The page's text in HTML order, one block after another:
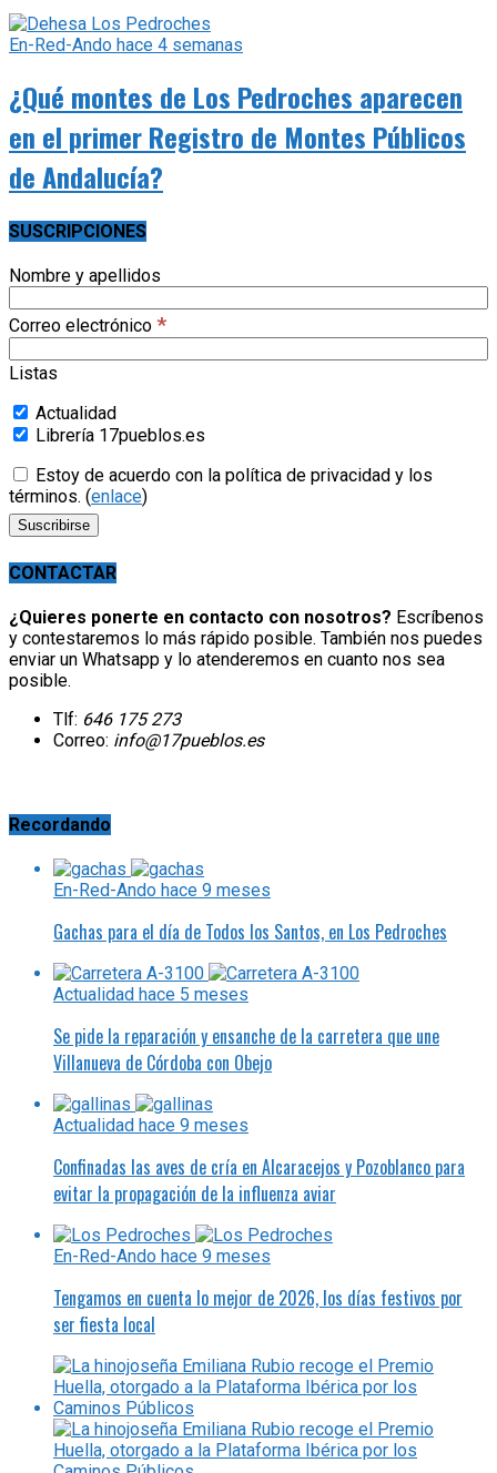
En-Red-Ando hace 4 semanas
¿Qué montes de Los Pedroches aparecen
en el primer Registro de Montes Públicos
de Andalucía?
SUSCRIPCIONES
Nombre y apellidos
Correo electrónico *
Listas
Actualidad
Librería 17pueblos.es
Estoy de acuerdo con la política de privacidad y los
términos. (enlace)
CONTACTAR
¿Quieres ponerte en contacto con nosotros? Escríbenos
y contestaremos lo más rápido posible. También nos puedes
enviar un Whatsapp y lo atenderemos en cuanto nos sea
posible.
Tlf: 646 175 273
Correo: info@17pueblos.es
Recordando
En-Red-Ando hace 9 meses
Gachas para el día de Todos los Santos, en Los Pedroches
Actualidad hace 5 meses
Se pide la reparación y ensanche de la carretera que une
Villanueva de Córdoba con Obejo
Actualidad hace 9 meses
Confinadas las aves de cría en Alcaracejos y Pozoblanco para
evitar la propagación de la influenza aviar
En-Red-Ando hace 9 meses
Tengamos en cuenta lo mejor de 2026, los días festivos por
ser fiesta local